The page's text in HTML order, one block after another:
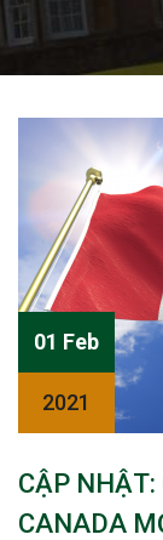
01 Feb
2021
CẬP
CANADA